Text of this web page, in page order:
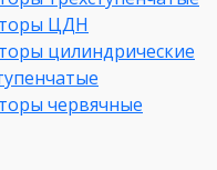
ЦДН
цилиндрические
червячные